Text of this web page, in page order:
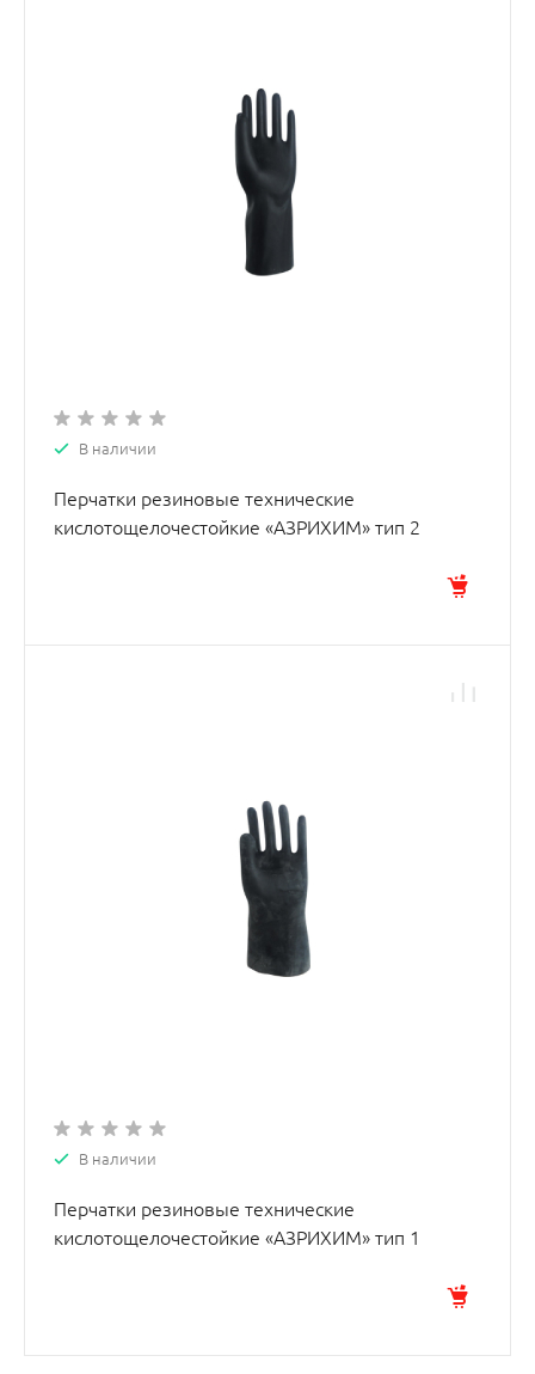
В наличии
Перчатки резиновые технические
кислотощелочестойкие «АЗРИХИМ» тип 2
В наличии
Перчатки резиновые технические
кислотощелочестойкие «АЗРИХИМ» тип 1